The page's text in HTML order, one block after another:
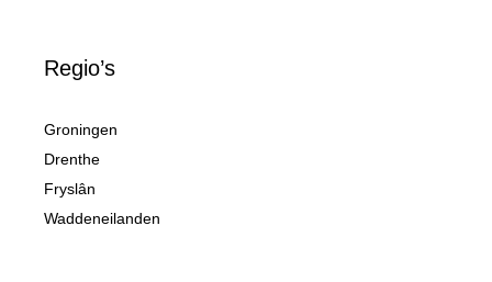
Regio’s
Groningen
Drenthe
Fryslân
Waddeneilanden